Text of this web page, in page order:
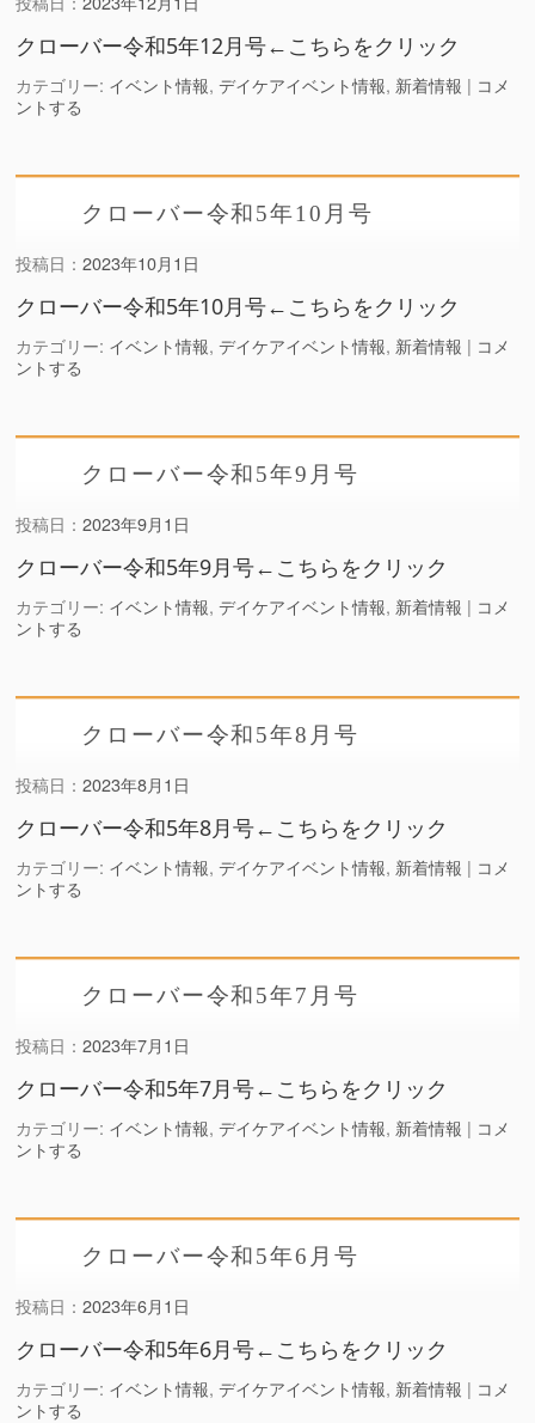
クローバー令和5年12月号←こちらをクリック
カテゴリー: イベント情報,デイケアイベント情報, 新着情報 | コメ
ントする
クローバー令和5年10月号
投稿日：2023年10月1日
クローバー令和5年10月号←こちらをクリック
カテゴリー: イベント情報,デイケアイベント情報, 新着情報 | コメ
ントする
クローバー令和5年9月号
投稿日：2023年9月1日
クローバー令和5年9月号←こちらをクリック
カテゴリー: イベント情報,デイケアイベント情報, 新着情報 | コメ
ントする
クローバー令和5年8月号
投稿日：2023年8月1日
クローバー令和5年8月号←こちらをクリック
カテゴリー: イベント情報,デイケアイベント情報, 新着情報 | コメ
ントする
クローバー令和5年7月号
投稿日：2023年7月1日
クローバー令和5年7月号←こちらをクリック
カテゴリー: イベント情報,デイケアイベント情報, 新着情報 | コメ
ントする
クローバー令和5年6月号
投稿日：2023年6月1日
クローバー令和5年6月号←こちらをクリック
カテゴリー: イベント情報,デイケアイベント情報, 新着情報 | コメ
ントする